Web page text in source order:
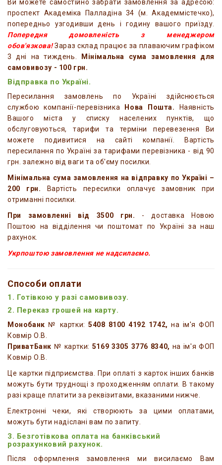
Ви можете самостійно забрати замовлення за адресою:
проспект Академіка Палладіна 34 (м. Академмістечко),
попередньо узгодивши день і годину вашого приїзду.
Попередня домовленість з менеджером
обов'язкова!Зараз склад працює за плаваючим графіком
3 дні на тиждень.
Мінімальна сума замовлення для
самовивозу - 100 грн.
Відправка по Україні.
Пересилання замовлень по Україні здійснюється
службою компанії-перевізника
Нова Пошта. Наявність
Вашого міста у списку населених пунктів, що
обслуговуються, тарифи та терміни перевезення Ви
можете подивитися на сайті компанії. Вартість
пересилання по Україні за тарифами перевізника - від 90
грн. залежно від ваги та об'єму посилки.
Мінімальна сума замовлення на відправку по Україні –
200 грн. Вартість пересилки оплачує замовник при
отриманні посилки.
При замовленні від 3500 грн. - доставка Новою
Поштою на відділення чи поштомат по Україні за наш
рахунок.
Укрпоштою замовлення не надсилаємо.
Способи оплати
1. Готівкою у разі самовивозу.
2. Переказ грошей на карту.
Монобанк № картки: 5408 8100 4192 1742, на ім'я ФОП
Ковмір О.В.
ПриватБанк № картки: 5169 3305 3776 8340, на ім'я ФОП
Ковмір О.В.
Це картки підприємства. При оплаті з карток інших банків
можуть бути труднощі з проходженням оплати. В такому
разі краще платити за реквізитами, вказаними нижче.
Електронні чеки, які створюють за цими оплатами,
можуть бути надіслані вам по запиту.
3. Безготівкова оплата на банківський
розрахунковий рахунок.
Після оформлення замовлення ми висилаємо Вам